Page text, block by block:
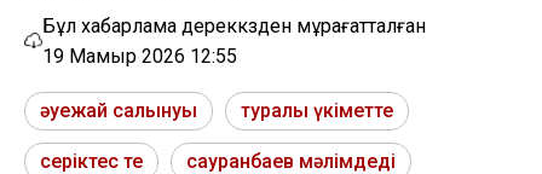
Бұл хабарлама дереккөзден мұрағатталған
19 Мамыр 2026 12:55
әуежай салынуы туралы үкіметте
серіктес те сауранбаев мәлімдеді